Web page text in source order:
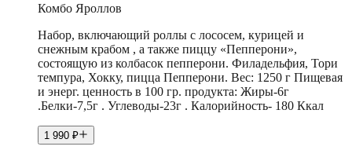
Комбо Яроллов
Набор, включающий роллы с лососем, курицей и
снежным крабом , а также пиццу «Пепперони»,
состоящую из колбасок пепперони. Филадельфия, Тори
темпура, Хокку, пицца Пепперони. Вес: 1250 г Пищевая
и энерг. ценность в 100 гр. продукта: Жиры-6г
.Белки-7,5г . Углеводы-23г . Калорийность- 180 Ккал
1 990 ₽